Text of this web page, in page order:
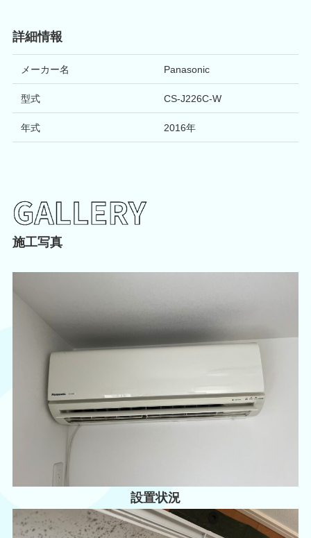
詳細情報
メーカー名 Panasonic
型式 CS-J226C-W
年式 2016年
施工写真
設置状況